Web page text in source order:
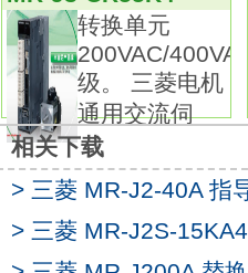
电源：三相AC200V。
特殊规格：支持CC-
制。
支持CC-Link IE Field
Ethernet为基础的开放
制。
通过支持3惯性类设备
2处低频振动。
MR Configurator2实现
转换单元
200VAC/
级。 三菱电机
通用交流伺
相关下载
> 三菱 MR-J2-40A 指
> 三菱 MR-J2S-